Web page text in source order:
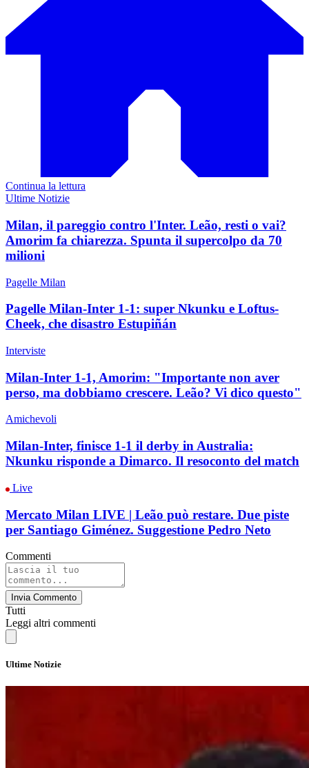
Continua la lettura
Ultime Notizie
Milan, il pareggio contro l'Inter. Leão, resti o vai?
Amorim fa chiarezza. Spunta il supercolpo da 70
milioni
Pagelle Milan
Pagelle Milan-Inter 1-1: super Nkunku e Loftus-
Cheek, che disastro Estupiñán
Interviste
Milan-Inter 1-1, Amorim: "Importante non aver
perso, ma dobbiamo crescere. Leão? Vi dico questo"
Amichevoli
Milan-Inter, finisce 1-1 il derby in Australia:
Nkunku risponde a Dimarco. Il resoconto del match
Live
Mercato Milan LIVE | Leão può restare. Due piste
per Santiago Giménez. Suggestione Pedro Neto
Commenti
Invia Commento
Tutti
Leggi altri commenti
Ultime Notizie